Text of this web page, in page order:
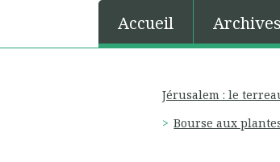
Accueil Archives
Jérusalem : le
Bourse aux